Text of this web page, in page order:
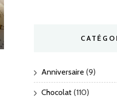
Anniversaire (9)
Chocolat (110)